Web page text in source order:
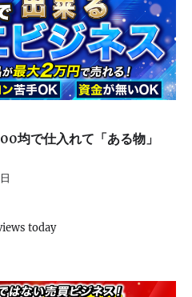
均で仕入れて「ある物」
today